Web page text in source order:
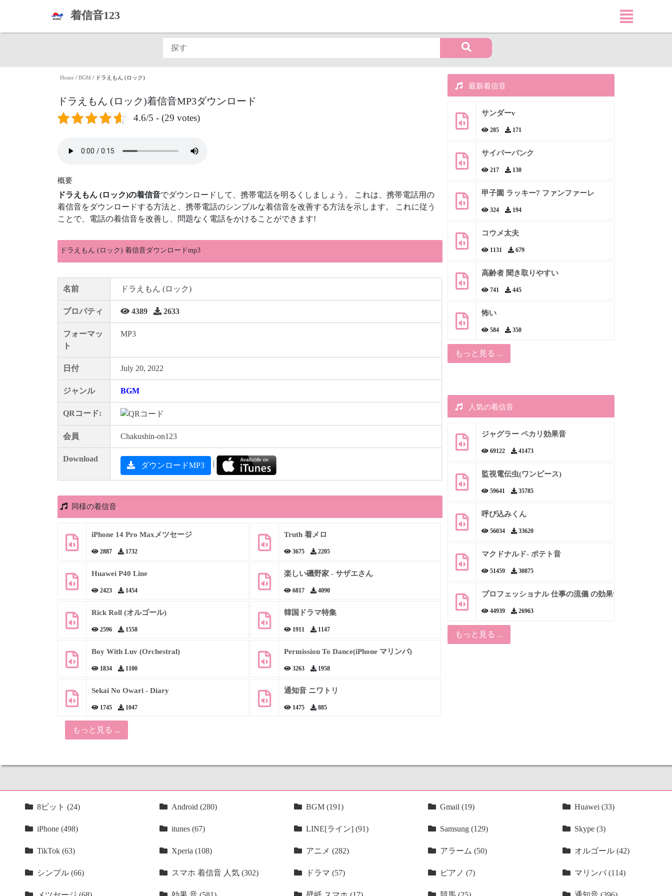
着信音123
Home / BGM / ドラえもん (ロック)
ドラえもん (ロック)着信音MP3ダウンロード
4.6/5 - (29 votes)
概要
ドラえもん (ロック)の着信音でダウンロードして、携帯電話を明るくしましょう。 これは、携帯電話用の
着信音をダウンロードする方法と、携帯電話のシンプルな着信音を改善する方法を示します。 これに従う
ことで、電話の着信音を改善し、問題なく電話をかけることができます!
ドラえもん (ロック) 着信音ダウンロードmp3
名前 ドラえもん (ロック)
プロパティ 4389 2633
フォーマッ
ト
MP3
日付 July 20, 2022
ジャンル BGM
QRコード:
会員 Chakushin-on123
Download
ダウンロードMP3 |
同様の着信音
iPhone 14 Pro Maxメツセージ
2887 1732
Truth 着メロ
3675 2205
Huawei P40 Line
2423 1454
楽しい磯野家 - サザエさん
6817 4090
Rick Roll (オルゴール)
2596 1558
韓国ドラマ特集
1911 1147
Boy With Luv (Orchestral)
1834 1100
Permission To Dance(iPhone マリンバ)
3263 1958
Sekai No Owari - Diary
1745 1047
通知音 ニワトリ
1475 885
もっと見る ...
最新着信音
サンダーv
285 171
サイバーパンク
217 130
甲子園 ラッキー7 ファンファーレ
324 194
コウメ太夫
1131 679
高齢者 聞き取りやすい
741 445
怖い
584 350
もっと見る ...
人気の着信音
ジャグラー ペカリ効果音
69122 41473
監視電伝虫(ワンピース)
59641 35785
呼び込みくん
56034 33620
マクドナルド- ポテト音
51459 30875
プロフェッショナル 仕事の流儀 の効果音
44939 26963
もっと見る ...
8ビット (24) Android (280) BGM (191) Gmail (19) Huawei (33)
iPhone (498) itunes (67) LINE[ライン] (91) Samsung (129) Skype (3)
TikTok (63) Xperia (108) アニメ (282) アラーム (50) オルゴール (42)
シンプル (66) スマホ 着信音 人気 (302) ドラマ (57) ピアノ (7) マリンバ (114)